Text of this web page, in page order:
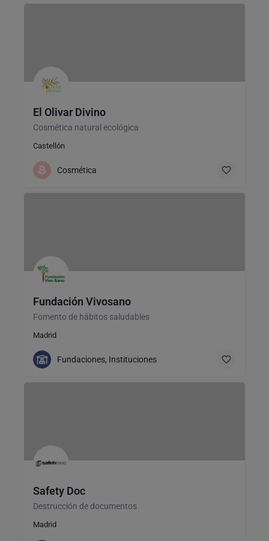
El Olivar Divino
Cosmética natural ecológica
Castellón
Cosmética
Fundación Vivosano
Fomento de hábitos saludables
Madrid
Fundaciones, Instituciones
Safety Doc
Destrucción de documentos
Madrid